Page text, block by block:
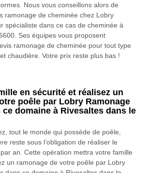
Nous vous conseillons alors de
ramonage de cheminée chez Lobry
spécialiste dans ce cas de cheminée à
Ses équipes vous proposent
ramonage de cheminée pour tout type
chaudière. Votre prix reste plus bas !
en sécurité et réalisez un
poêle par Lobry Ramonage
domaine à Rivesaltes dans le
tout le monde qui possède de poêle,
reste sous l’obligation de réaliser le
an. Cette opération mettra votre famille
un ramonage de votre poêle par Lobry